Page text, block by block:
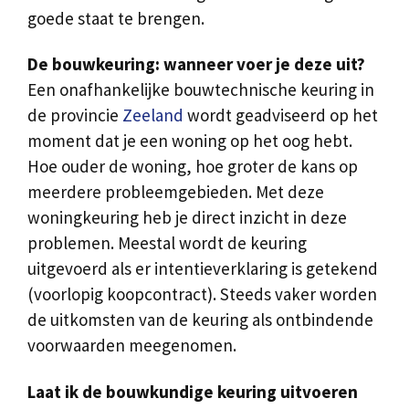
goede staat te brengen.
De bouwkeuring: wanneer voer je deze uit?
Een onafhankelijke bouwtechnische keuring in
de provincie Zeeland wordt geadviseerd op het
moment dat je een woning op het oog hebt.
Hoe ouder de woning, hoe groter de kans op
meerdere probleemgebieden. Met deze
woningkeuring heb je direct inzicht in deze
problemen. Meestal wordt de keuring
uitgevoerd als er intentieverklaring is getekend
(voorlopig koopcontract). Steeds vaker worden
de uitkomsten van de keuring als ontbindende
voorwaarden meegenomen.
Laat ik de bouwkundige keuring uitvoeren